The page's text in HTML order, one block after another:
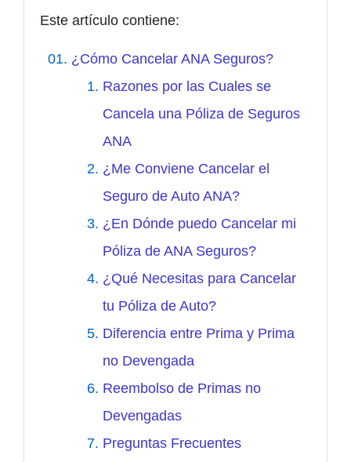
Este artículo contiene:
¿Cómo Cancelar ANA Seguros?
Razones por las Cuales se
Cancela una Póliza de Seguros
ANA
¿Me Conviene Cancelar el
Seguro de Auto ANA?
¿En Dónde puedo Cancelar mi
Póliza de ANA Seguros?
¿Qué Necesitas para Cancelar
tu Póliza de Auto?
Diferencia entre Prima y Prima
no Devengada
Reembolso de Primas no
Devengadas
Preguntas Frecuentes